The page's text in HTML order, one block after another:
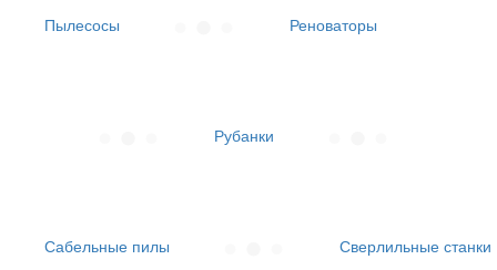
Пылесосы Реноваторы
Рубанки
Сабельные пилы Сверлильные станки